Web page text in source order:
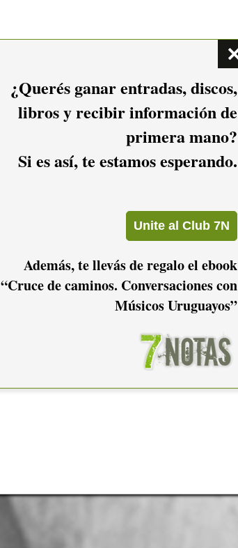
¿Querés ganar entradas, discos,
libros y recibir información de
primera mano?
Si es así, te estamos esperando.
Además, te llevás de regalo el ebook
“Cruce de caminos. Conversaciones con
Músicos Uruguayos”